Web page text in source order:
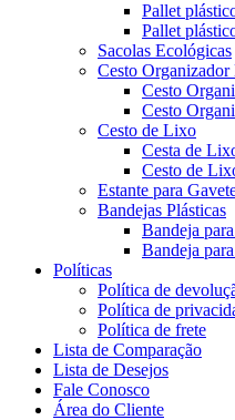
Pallet
Pallet
Sacolas Ecológicas
Cesto
Cesto
Cesto
Cesto de Lixo
Cesta de
Cesto de
Estante para
Bandejas Plásticas
Bandeja
Bandeja
Políticas
Política de
Política de
Política de frete
Lista de Comparação
Lista de Desejos
Fale Conosco
Área do Cliente